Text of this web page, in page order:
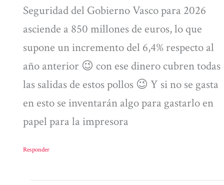
Seguridad del Gobierno Vasco para 2026
asciende a 850 millones de euros, lo que
supone un incremento del 6,4% respecto al
año anterior 😉 con ese dinero cubren todas
las salidas de estos pollos 😉 Y si no se gasta
en esto se inventarán algo para gastarlo en
papel para la impresora
Responder